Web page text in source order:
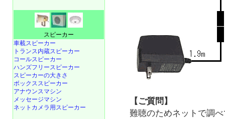
【ご質問】
難聴のためネットで調
スピーカー
車載スピーカー
トランス内蔵スピーカー
コールスピーカー
ハンズフリースピーカー
スピーカーの大きさ
ボックススピーカー
アナウンスマシン
メッセージマシン
ネットカメラ用スピーカー